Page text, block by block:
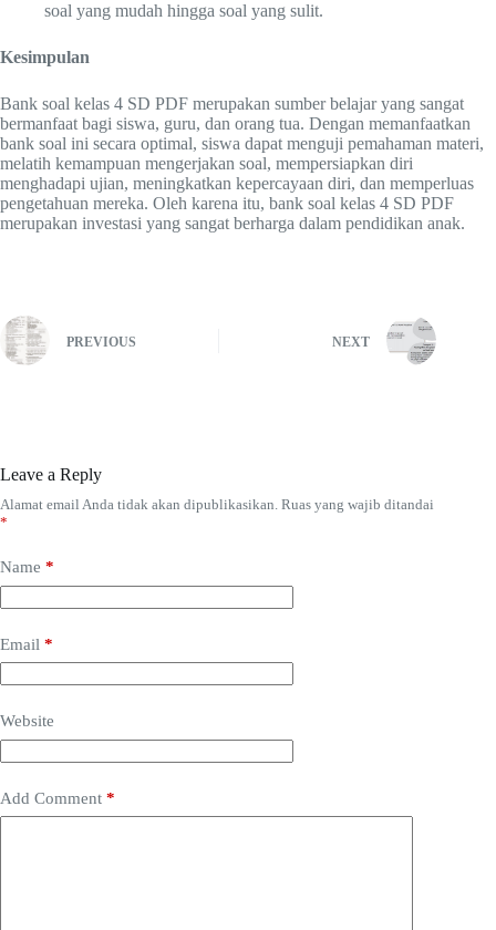
soal yang mudah hingga soal yang sulit.
Kesimpulan
Bank soal kelas 4 SD PDF merupakan sumber belajar yang sangat
bermanfaat bagi siswa, guru, dan orang tua. Dengan memanfaatkan
bank soal ini secara optimal, siswa dapat menguji pemahaman materi,
melatih kemampuan mengerjakan soal, mempersiapkan diri
menghadapi ujian, meningkatkan kepercayaan diri, dan memperluas
pengetahuan mereka. Oleh karena itu, bank soal kelas 4 SD PDF
merupakan investasi yang sangat berharga dalam pendidikan anak.
PREVIOUS NEXT
Leave a Reply
Alamat email Anda tidak akan dipublikasikan. Ruas yang wajib ditandai
*
Name *
Email *
Website
Add Comment *